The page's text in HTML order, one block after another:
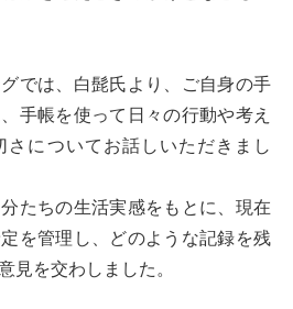
では、白髭氏より、ご自身の手
手帳を使って日々の行動や考え
さについてお話しいただきまし
たちの生活実感をもとに、現在
を管理し、どのような記録を残
見を交わしました。